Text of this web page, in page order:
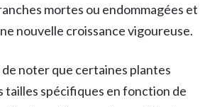
mortes ou endommagées et
nouvelle croissance vigoureuse.
noter que certaines plantes
tailles spécifiques en fonction de